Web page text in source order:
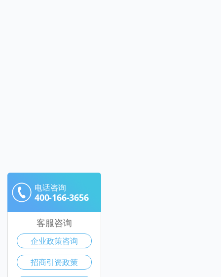
电话咨询
400-166-3656
客服咨询
企业政策咨询
招商引资政策